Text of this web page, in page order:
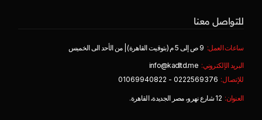
للتواصل معنا
ساعات العمل: 9 ص إلى 5 م (بتوقيت القاهرة) | من الأحد الى الخميس
البريد الإلكتروني: info@kadltd.me
للإتصال: 0222569376 - 01069940822
العنوان: 12 شارع نهرو، مصر الجديدة، القاهرة.